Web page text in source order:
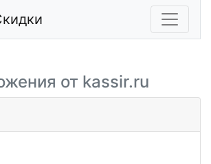
от kassir.ru